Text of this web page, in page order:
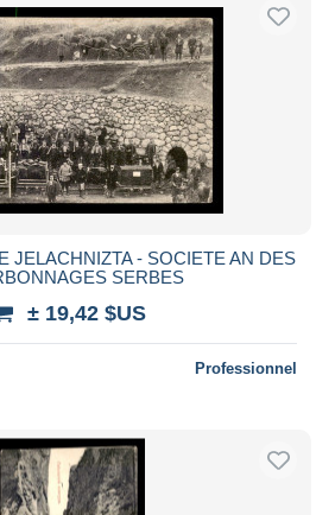
JELACHNIZTA - SOCIETE AN DES
SERBES
± 19,42 $US
Professionnel